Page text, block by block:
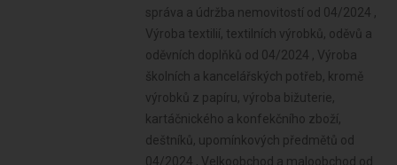
správa a údržba nemovitostí od 04/2024 ,
Výroba textilií, textilních výrobků, oděvů a
oděvních doplňků od 04/2024 , Výroba
školních a kancelářských potřeb, kromě
výrobků z papíru, výroba bižuterie,
kartáčnického a konfekčního zboží,
deštníků, upomínkových předmětů od
04/2024 , Velkoobchod a maloobchod od